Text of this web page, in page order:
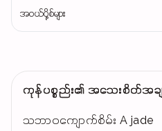
အဝယ်ပို့စ်များ
ကုန်ပစ္စည်း၏ အသေးစိတ်အခ
သဘာဝကျောက်စိမ်း A jade